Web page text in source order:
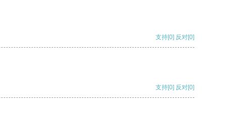
支持[0] 反对[0]
支持[0] 反对[0]